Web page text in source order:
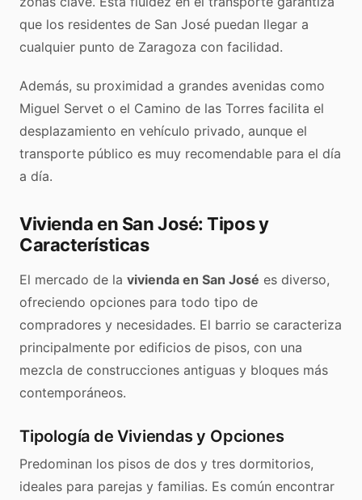
que los residentes de San José puedan llegar a
cualquier punto de Zaragoza con facilidad.
Además, su proximidad a grandes avenidas como
Miguel Servet o el Camino de las Torres facilita el
desplazamiento en vehículo privado, aunque el
transporte público es muy recomendable para el día
a día.
Vivienda en San José: Tipos y
Características
El mercado de la vivienda en San José es diverso,
ofreciendo opciones para todo tipo de
compradores y necesidades. El barrio se caracteriza
principalmente por edificios de pisos, con una
mezcla de construcciones antiguas y bloques más
contemporáneos.
Tipología de Viviendas y Opciones
Predominan los pisos de dos y tres dormitorios,
ideales para parejas y familias. Es común encontrar